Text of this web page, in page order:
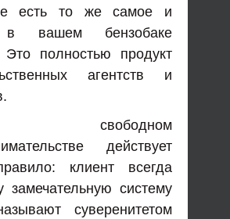
есть то же самое и
в вашем бензобаке
Это полностью продукт
агентств и
действует
клиент всегда
замечательную систему
суверенитетом